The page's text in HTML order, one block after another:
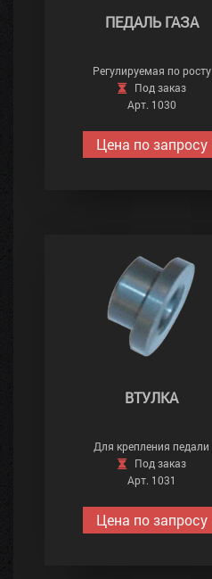
ПЕДАЛЬ ГАЗА
Регулируемая по росту
Под заказ
Арт. 1030
Цена по запросу
ВТУЛКА
Для крепления педали
Под заказ
Арт. 1031
Цена по запросу